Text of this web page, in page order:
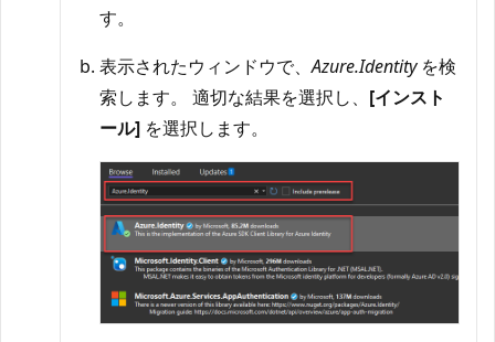
す。
表示されたウィンドウで、Azure.Identityを検
索します。 適切な結果を選択し、 [インスト
ール] を選択します。